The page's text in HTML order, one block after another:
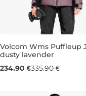
Výpredaj -30 %
Volcom Wms Puffleup
dusty lavender
234.90 €335.90 €